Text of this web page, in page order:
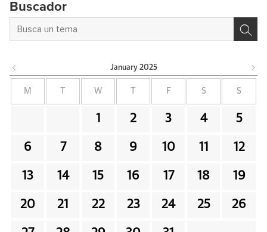
Buscador
January 2025
M W F S S
1 2 3 4 5
6 7 8 9 10 11 12
13 14 15 16 17 18 19
20 21 22 23 24 25 26